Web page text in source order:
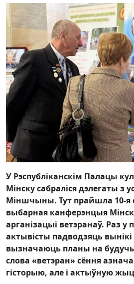
У Рэспубліканскім Палацы
Мінску сабраліся дэлегаты з
Міншчыны. Тут прайшла 10-я
выбарная канферэнцыя
арганізацыі ветэранаў. Раз у
актывісты падводзяць
вызначаюць планы на
слова «ветэран» сёння
гісторыю, але і актыўную